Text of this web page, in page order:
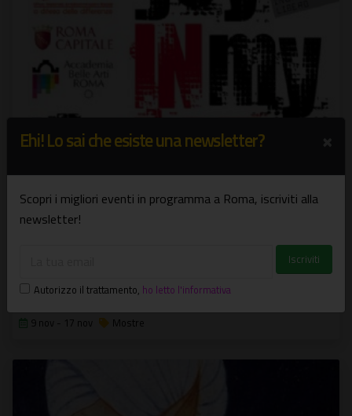
Integrazione: a Roma dialogo tra 20 artisti
“ J o y I N m y h e A R T ”
9 nov - 17 nov Mostre
Ehi! Lo sai che esiste una newsletter?
Scopri i migliori eventi in programma a Roma, iscriviti alla
newsletter!
Autorizzo il trattamento, ho letto l'informativa